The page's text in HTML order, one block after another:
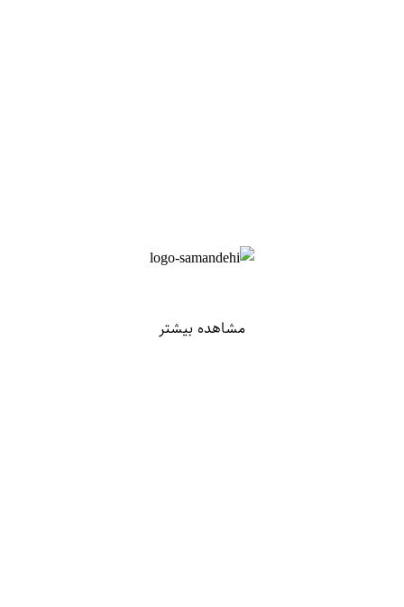
مشاهده بیشتر